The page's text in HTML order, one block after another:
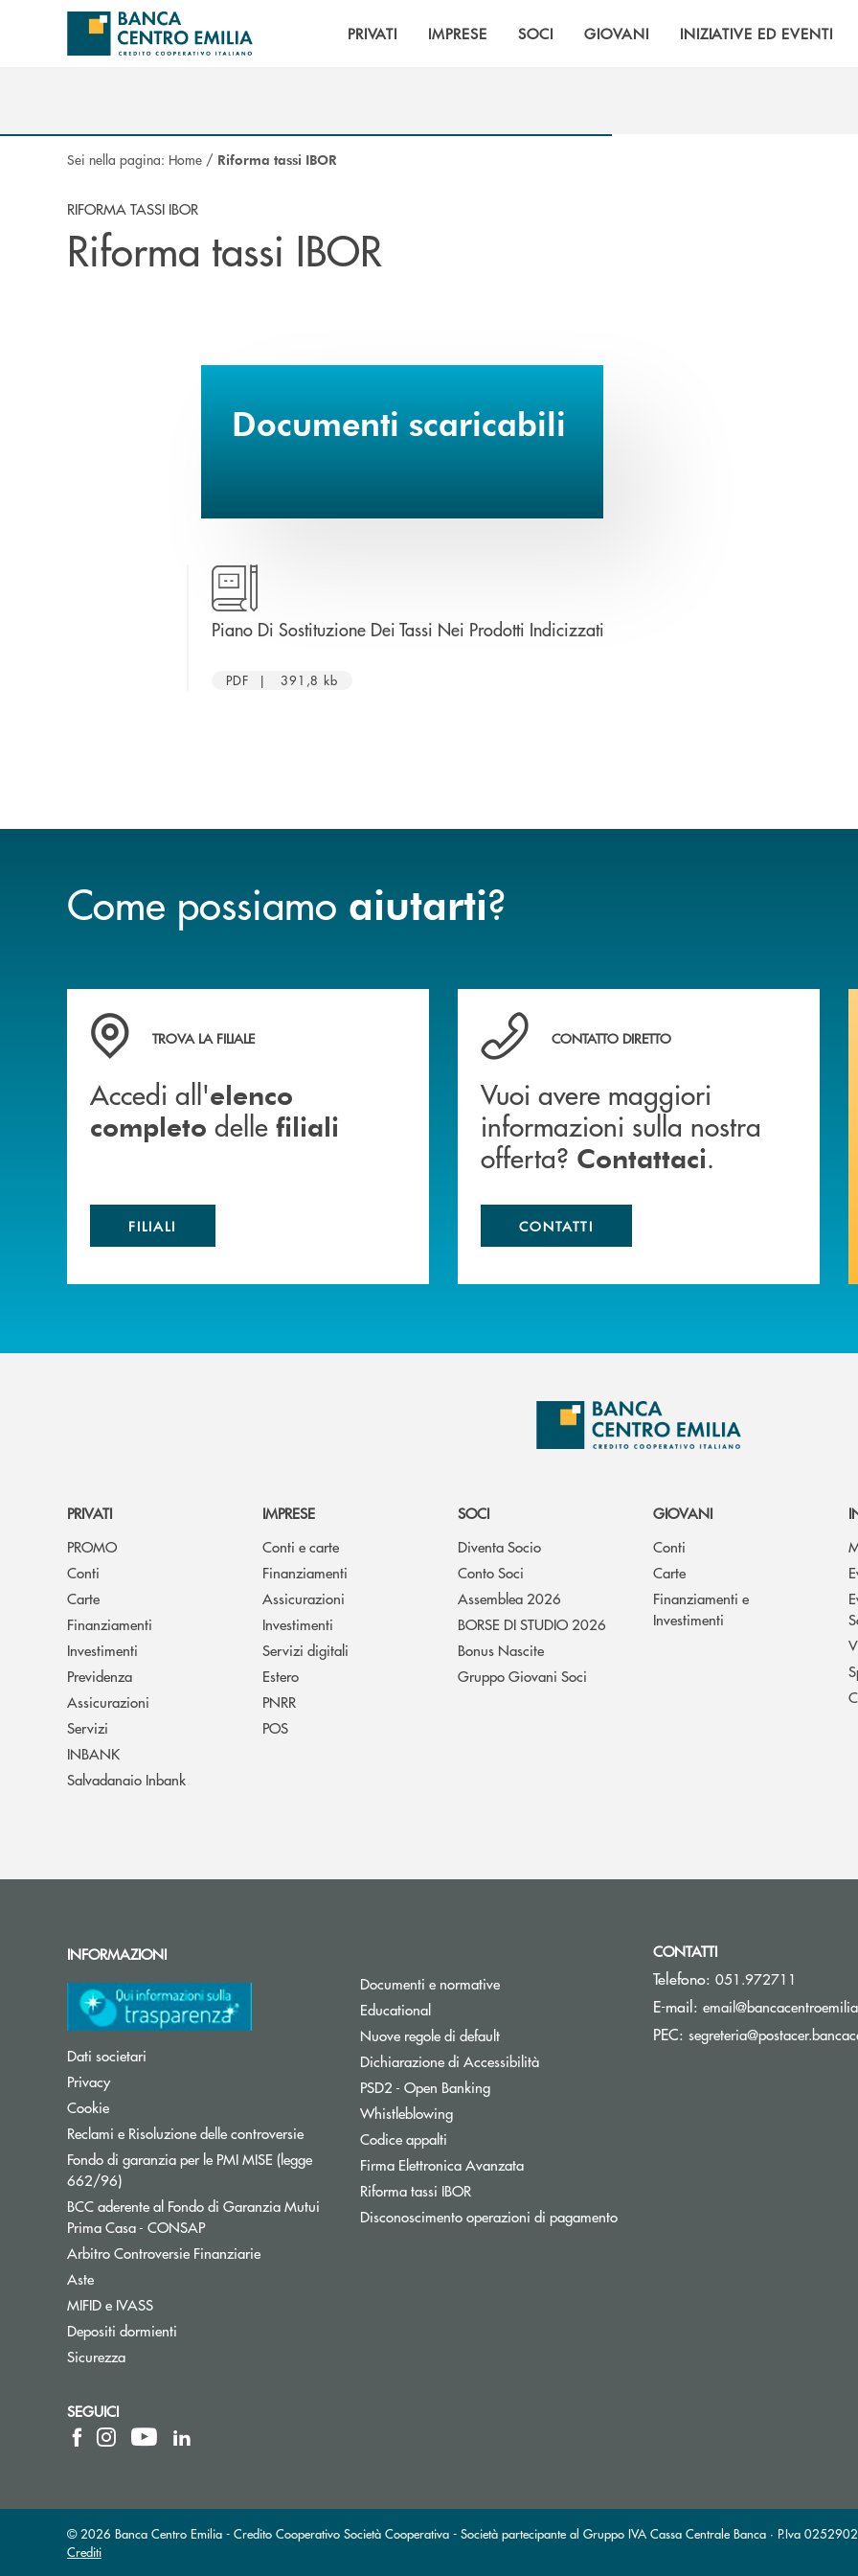
Salta al contenuto principale
PRIVATI IMPRESE SOCI GIOVANI INIZIATIVE ED EVENTI
Sei nella pagina: Home / Riforma tassi IBOR
RIFORMA TASSI IBOR
Riforma tassi IBOR
Documenti scaricabili
Piano Di Sostituzione Dei Tassi Nei Prodotti Indicizzati
PDF | 391,8 kb
Come possiamo aiutarti?
Accedi all' elenco completo delle filiali
TROVA LA FILIALE
Accedi all'elenco
completo delle filiali
FILIALI
Vuoi avere maggiori informazioni sulla nostra
CONTATTO DIRETTO
Vuoi avere maggiori
informazioni sulla nostra
offerta? Contattaci.
CONTATTI
PRIVATI
PROMO
Conti
Carte
Finanziamenti
Investimenti
Previdenza
Assicurazioni
Servizi
INBANK
Salvadanaio Inbank
IMPRESE
Conti e carte
Finanziamenti
Assicurazioni
Investimenti
Servizi digitali
Estero
PNRR
POS
SOCI
Diventa Socio
Conto Soci
Assemblea 2026
BORSE DI STUDIO 2026
Bonus Nascite
Gruppo Giovani Soci
GIOVANI
Conti
Carte
Finanziamenti e
Investimenti
INFORMAZIONI
Dati societari
Privacy
Cookie
Reclami e Risoluzione delle controversie
Fondo di garanzia per le PMI MISE (legge
662/96)Apre una nuova finestra
BCC aderente al Fondo di Garanzia Mutui
Prima Casa - CONSAPApre una nuova finestra
Arbitro Controversie FinanziarieApre una nuova finestra
Aste
MIFID e IVASS
Depositi dormienti
Sicurezza
Documenti e normative
Educational
Nuove regole di default
Dichiarazione di Accessibilità
PSD2 - Open Banking
Whistleblowing
Codice appalti
Firma Elettronica Avanzata
Riforma tassi IBOR
Disconoscimento operazioni di pagamento
CONTATTI
Telefono: 051.972711
E-mail:
PEC:
SEGUICI
© 2026 Banca Centro Emilia - Credito Cooperativo Società Cooperativa - Società partecipante al Gruppo IVA Cassa Centrale Banca · P.Iva
Crediti